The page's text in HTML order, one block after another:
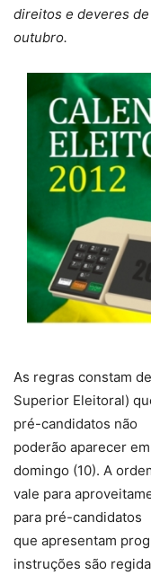
direitos e deveres
outubro.
As regras constam
Superior Eleitoral)
pré-candidatos não
poderão aparecer
domingo (10). A
vale para
para pré-candidatos
que apresentam
instruções são